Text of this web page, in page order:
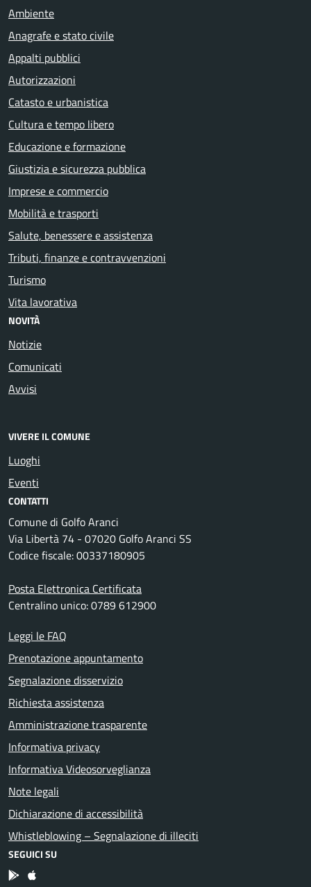
Ambiente
Anagrafe e stato civile
Appalti pubblici
Autorizzazioni
Catasto e urbanistica
Cultura e tempo libero
Educazione e formazione
Giustizia e sicurezza pubblica
Imprese e commercio
Mobilità e trasporti
Salute, benessere e assistenza
Tributi, finanze e contravvenzioni
Turismo
Vita lavorativa
NOVITÀ
Notizie
Comunicati
Avvisi
VIVERE IL COMUNE
Luoghi
Eventi
CONTATTI
Comune di Golfo Aranci
Via Libertà 74 - 07020 Golfo Aranci SS
Codice fiscale: 00337180905
Posta Elettronica Certificata
Centralino unico: 0789 612900
Leggi le FAQ
Prenotazione appuntamento
Segnalazione disservizio
Richiesta assistenza
Amministrazione trasparente
Informativa privacy
Informativa Videosorveglianza
Note legali
Dichiarazione di accessibilità
Whistleblowing – Segnalazione di illeciti
SEGUICI SU
App Android
App IOS